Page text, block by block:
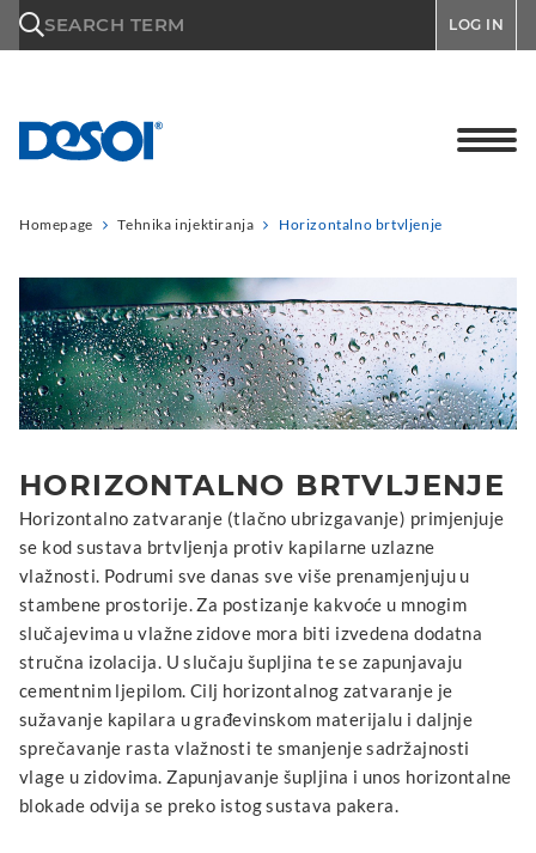
SEARCH TERM LOG IN
Homepage Tehnika injektiranja Horizontalno brtvljenje
HORIZONTALNO BRTVLJENJE
Horizontalno zatvaranje (tlačno ubrizgavanje) primjenjuje
se kod sustava brtvljenja protiv kapilarne uzlazne
vlažnosti. Podrumi sve danas sve više prenamjenjuju u
stambene prostorije. Za postizanje kakvoće u mnogim
slučajevima u vlažne zidove mora biti izvedena dodatna
stručna izolacija. U slučaju šupljina te se zapunjavaju
cementnim ljepilom. Cilj horizontalnog zatvaranje je
sužavanje kapilara u građevinskom materijalu i daljnje
sprečavanje rasta vlažnosti te smanjenje sadržajnosti
vlage u zidovima. Zapunjavanje šupljina i unos horizontalne
blokade odvija se preko istog sustava pakera.